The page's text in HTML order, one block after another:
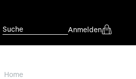
Suche Anmelden
Home